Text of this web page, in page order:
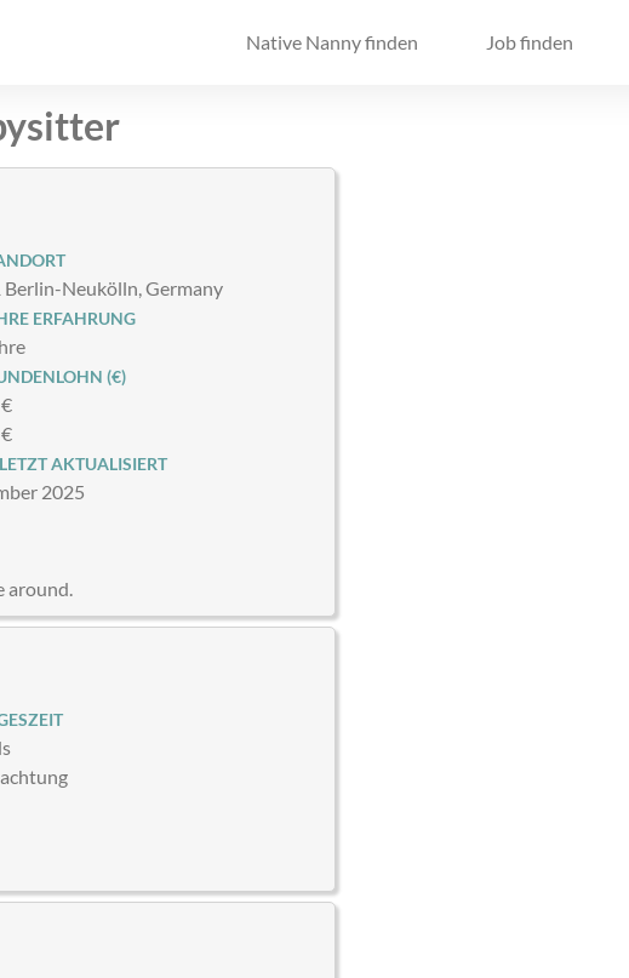
Native Nanny finden Job finden
Berlin-Neukölln, Germany
ERFAHRUNG
(€)
AKTUALISIERT
2025
around.